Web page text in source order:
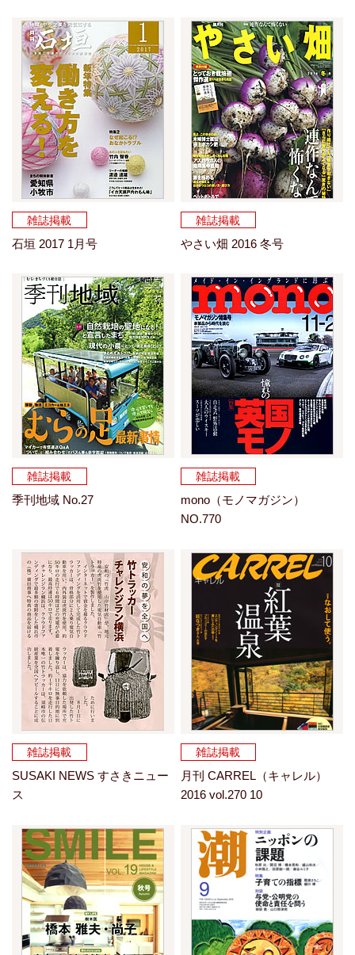
雑誌掲載
石垣 2017 1月号
雑誌掲載
やさい畑 2016 冬号
雑誌掲載
季刊地域 No.27
雑誌掲載
mono（モノマガジン）
NO.770
雑誌掲載
SUSAKI NEWS すさきニュー
ス
雑誌掲載
月刊 CARREL（キャレル）
2016 vol.270 10